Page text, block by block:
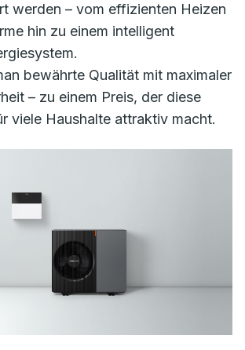
werden – vom effizienten Heizen
hin zu einem intelligent
bewährte Qualität mit maximaler
– zu einem Preis, der diese
viele Haushalte attraktiv macht.